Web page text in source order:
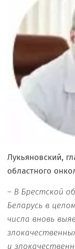
Лукьяновский,
областного
– В Брестской
Беларусь в
числа вновь
и